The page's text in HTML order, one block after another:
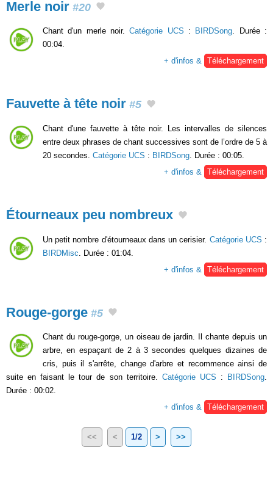
Merle noir #20
Chant d'un merle noir.Catégorie UCS : BIRDSong. Durée :
00:04.
+ d'infos & Téléchargement
Fauvette à tête noir #5
Chant d'une fauvette à tête noir. Les intervalles de silences
entre deux phrases de chant successives sont de l’ordre de 5 à
20 secondes. Catégorie UCS : BIRDSong . Durée : 00:05.
+ d'infos &
Téléchargement
Étourneaux peu nombreux
Un petit nombre d'étourneaux dans un cerisier. Catégorie UCS :
BIRDMisc . Durée : 01:04.
+ d'infos &
Téléchargement
Rouge-gorge #5
Chant du rouge-gorge, un oiseau de jardin. Il chante depuis un
arbre, en espaçant de 2 à 3 secondes quelques dizaines de
cris, puis il s'arrête, change d'arbre et recommence ainsi de
suite en faisant le tour de son territoire. Catégorie UCS : BIRDSong.
Durée : 00:02.
+ d'infos & Téléchargement
<< < 1/2 > >>